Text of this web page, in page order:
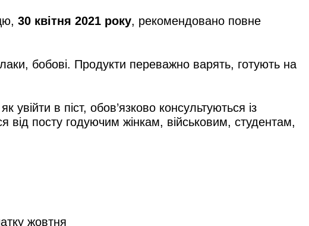
30 квітня 2021 року, рекомендовано повне
бобові. Продукти переважно варять, готують на
в піст, обов’язково консультуються із
від посту годуючим жінкам, військовим, студентам,
жовтня